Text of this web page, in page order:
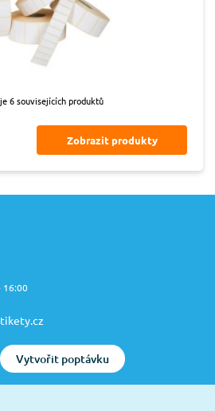
6 souvisejících produktů
Zobrazit produkty
16:00
Vytvořit poptávku